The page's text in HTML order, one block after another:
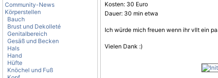
Community-News
Körperstellen
Bauch
Brust und Dekolleté
Genitalbereich
Gesäß und Becken
Hals
Hand
Hüfte
Knöchel und Fuß
Kosten: 30 Euro
Dauer: 30 min etwa
Ich würde mich freuen wenn ihr vllt ein
Vielen Dank :)